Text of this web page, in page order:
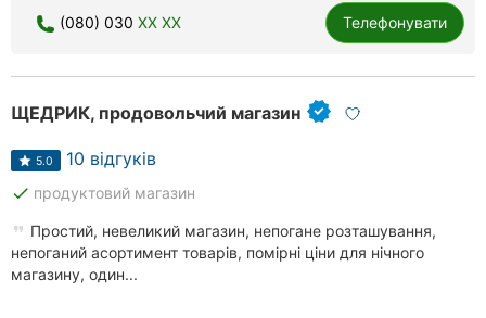
(080) 030 XX XX Телефонувати
ЩЕДРИК, продовольчий магазин
5.0 10 відгуків
done продуктовий магазин
Простий, невеликий магазин, непогане розташування,
непоганий асортимент товарів, помірні ціни для нічного
магазину, один...